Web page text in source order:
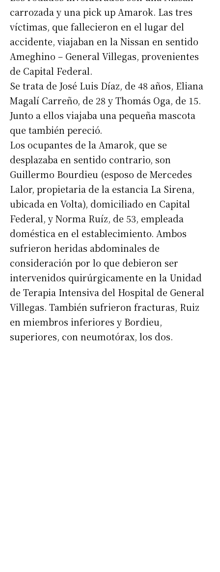
carrozada y una pick up Amarok. Las tres
víctimas, que fallecieron en el lugar del
accidente, viajaban en la Nissan en sentido
Ameghino – General Villegas, provenientes
de Capital Federal.
Se trata de José Luis Díaz, de 48 años, Eliana
Magalí Carreño, de 28 y Thomás Oga, de 15.
Junto a ellos viajaba una pequeña mascota
que también pereció.
Los ocupantes de la Amarok, que se
desplazaba en sentido contrario, son
Guillermo Bourdieu (esposo de Mercedes
Lalor, propietaria de la estancia La Sirena,
ubicada en Volta), domiciliado en Capital
Federal, y Norma Ruíz, de 53, empleada
doméstica en el establecimiento. Ambos
sufrieron heridas abdominales de
consideración por lo que debieron ser
intervenidos quirúrgicamente en la Unidad
de Terapia Intensiva del Hospital de General
Villegas. También sufrieron fracturas, Ruiz
en miembros inferiores y Bordieu,
superiores, con neumotórax, los dos.